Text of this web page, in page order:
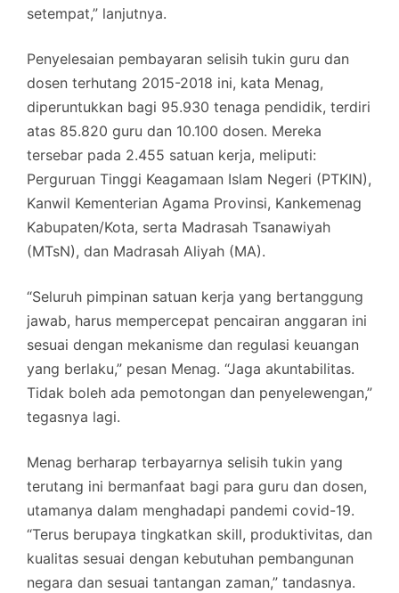
setempat,” lanjutnya.
Penyelesaian pembayaran selisih tukin guru dan
dosen terhutang 2015-2018 ini, kata Menag,
diperuntukkan bagi 95.930 tenaga pendidik, terdiri
atas 85.820 guru dan 10.100 dosen. Mereka
tersebar pada 2.455 satuan kerja, meliputi:
Perguruan Tinggi Keagamaan Islam Negeri (PTKIN),
Kanwil Kementerian Agama Provinsi, Kankemenag
Kabupaten/Kota, serta Madrasah Tsanawiyah
(MTsN), dan Madrasah Aliyah (MA).
“Seluruh pimpinan satuan kerja yang bertanggung
jawab, harus mempercepat pencairan anggaran ini
sesuai dengan mekanisme dan regulasi keuangan
yang berlaku,” pesan Menag. “Jaga akuntabilitas.
Tidak boleh ada pemotongan dan penyelewengan,”
tegasnya lagi.
Menag berharap terbayarnya selisih tukin yang
terutang ini bermanfaat bagi para guru dan dosen,
utamanya dalam menghadapi pandemi covid-19.
“Terus berupaya tingkatkan skill, produktivitas, dan
kualitas sesuai dengan kebutuhan pembangunan
negara dan sesuai tantangan zaman,” tandasnya.